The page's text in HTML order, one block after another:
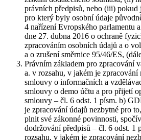
právních předpisů, nebo (iii) pokud
pro který byly osobní údaje
4 nařízení Evropského parlamentu
dne 27. dubna 2016 o ochraně
zpracováním osobních údajů a o
a o zrušení směrnice 95/46/ES,
Právním základem pro zpracování
a. v rozsahu, v jakém je
smlouvy o informačních a
smlouvy o demo účtu a pro přijetí
smlouvy – čl. 6 odst. 1 písm. b)
je zpracování údajů nezbytné pro
plnit své zákonné povinnosti,
dodržování předpisů – čl. 6 odst. 1
rozsahu, v jakém je zpracování